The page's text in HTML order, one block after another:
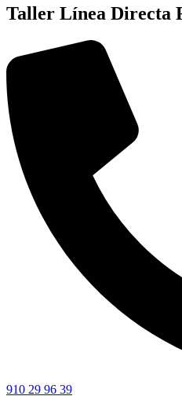
Taller Línea Directa
910 29 96 39